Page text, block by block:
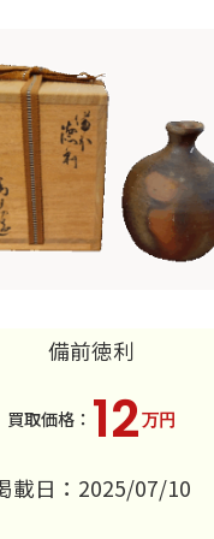
備前徳利
12万円
載日：2025/07/10